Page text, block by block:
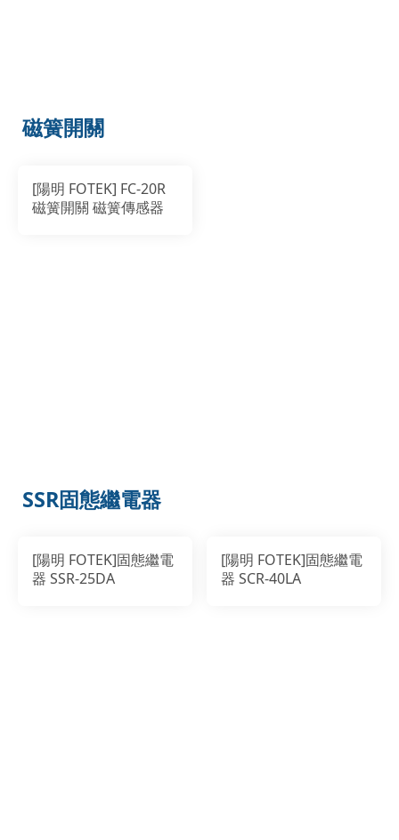
磁簧開關
[陽明 FOTEK] FC-20R
磁簧開關 磁簧傳感器
SSR固態繼電器
[陽明 FOTEK]固態繼電
器 SSR-25DA
[陽明 FOTEK]固態繼電
器 SCR-40LA